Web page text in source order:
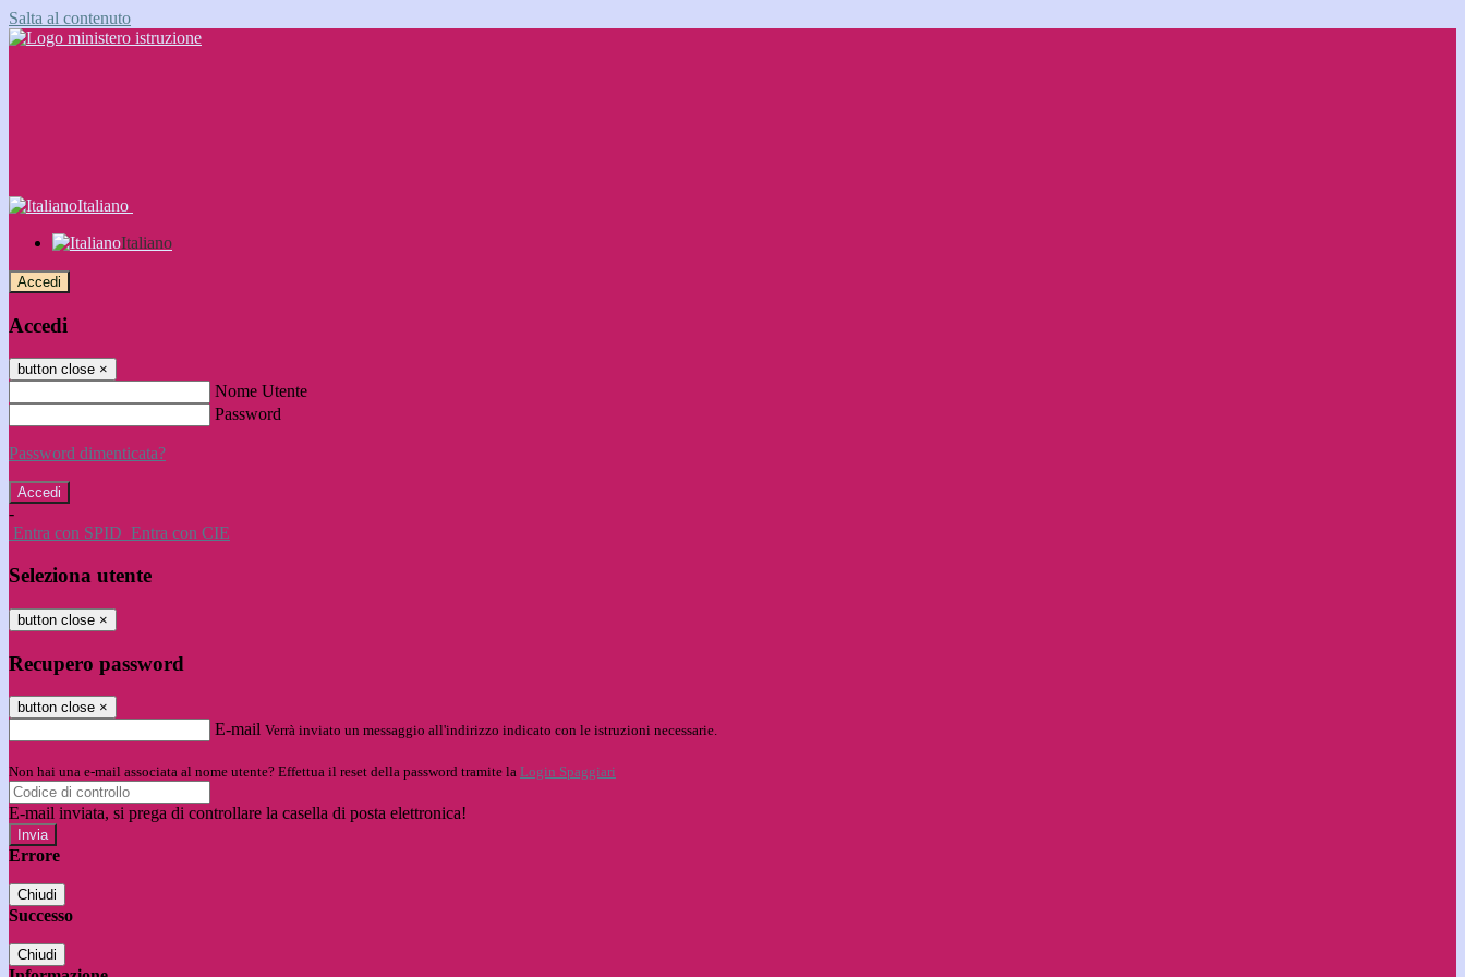
Salta al contenuto
Italiano
Italiano
Accedi
Accedi
button close ×
Nome Utente
Password
Password dimenticata?
-
Entra con SPID Entra con CIE
Seleziona utente
button close ×
Recupero password
button close ×
E-mail Verrà inviato un messaggio all'indirizzo indicato con le istruzioni necessarie.
Non hai una e-mail associata al nome utente? Effettua il reset della password tramite la Login Spaggiari
E-mail inviata, si prega di controllare la casella di posta elettronica!
Errore
Chiudi
Successo
Chiudi